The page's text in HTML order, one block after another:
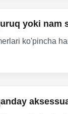
yoki nam
ko'pincha